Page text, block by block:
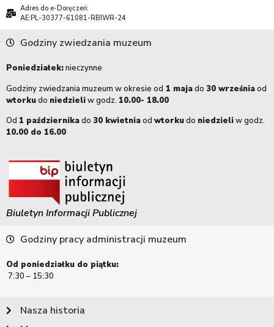
Adres do e-Doręczeń:
AE:PL-30377-61081-RBIWR-24
Godziny zwiedzania muzeum
Poniedziałek:nieczynne
Godziny zwiedzania muzeum w okresie od 1 majado 30 wrześniaod
wtorkudo niedzieliw godz. 10.00- 18.00
Od 1 październikado 30 kwietniaod wtorkudo niedzieliw godz.
10.00 do 16.00
Biuletyn Informacji Publicznej
Godziny pracy administracji muzeum
Od poniedziałku do piątku:
7:30 – 15:30
Nasza historia